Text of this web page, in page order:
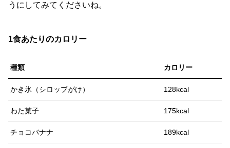
うにしてみてくださいね。
1食あたりのカロリー
種類 カロリー
かき氷（シロップがけ） 128kcal
わた菓子 175kcal
チョコバナナ 189kcal